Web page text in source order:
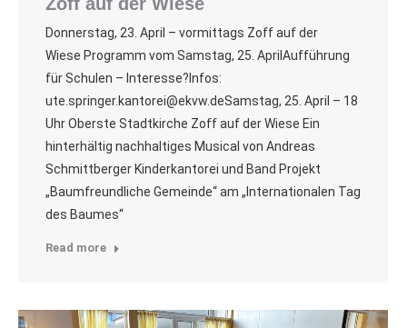
Donnerstag, 23. April – vormittags Zoff auf der
Wiese Programm vom Samstag, 25. AprilAufführung
für Schulen – Interesse?Infos:
ute.springer.kantorei@ekvw.deSamstag, 25. April – 18
Uhr Oberste Stadtkirche Zoff auf der Wiese Ein
hinterhältig nachhaltiges Musical von Andreas
Schmittberger Kinderkantorei und Band Projekt
„Baumfreundliche Gemeinde“ am „Internationalen Tag
des Baumes“
Read more